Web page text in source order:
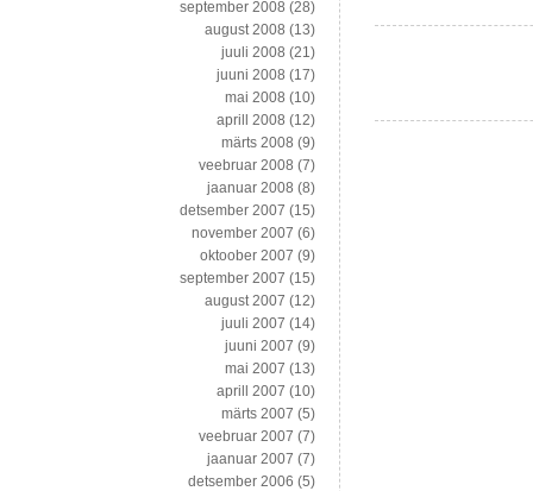
poole,
september 2008 (28)
august 2008 (13)
juuli 2008 (21)
juuni 2008 (17)
mai 2008 (10)
aprill 2008 (12)
märts 2008 (9)
veebruar 2008 (7)
jaanuar 2008 (8)
detsember 2007 (15)
november 2007 (6)
oktoober 2007 (9)
september 2007 (15)
august 2007 (12)
juuli 2007 (14)
juuni 2007 (9)
mai 2007 (13)
aprill 2007 (10)
märts 2007 (5)
veebruar 2007 (7)
jaanuar 2007 (7)
detsember 2006 (5)